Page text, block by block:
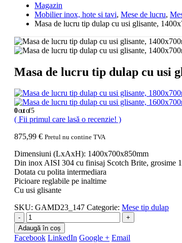
Magazin
Mobilier inox, hote si tavi, Mese de lucru,
Masa de lucru tip dulap cu usi glisante,
Masa de lucru tip dulap cu usi
0out of 5
( Fii primul care lasă o recenzie! )
875,99 € Pretul nu contine TVA
Dimensiuni (LxAxH): 1400x700x850mm
Din inox AISI 304 cu finisaj Scotch Brite, grosime
Dotata cu polita intermediara
Picioare reglabile pe inaltime
Cu usi glisante
SKU: GAMD23_147 Categorie: Mese tip dulap
-
+
Adaugă în coș
Facebook LinkedIn Google + Email